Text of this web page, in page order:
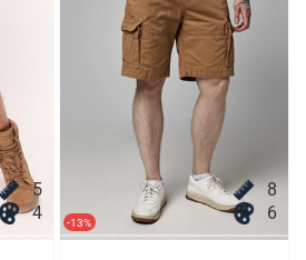
5
4
-13%
8
6